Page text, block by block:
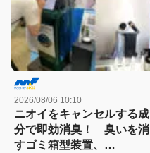
2026/08/06 10:10
ニオイをキャンセルする成
分で即効消臭！ 臭いを消
すゴミ箱型装置、